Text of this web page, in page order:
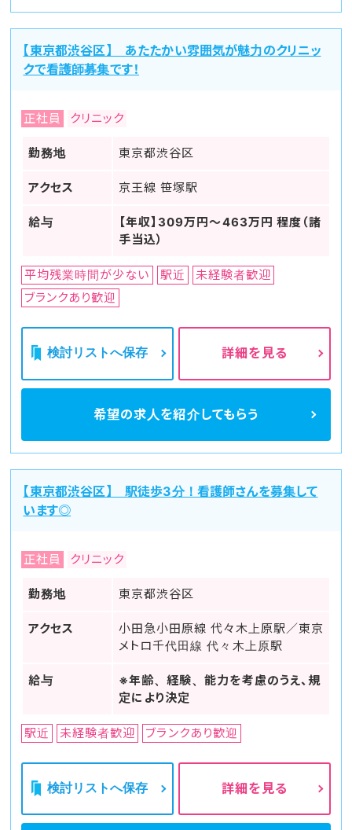
【東京都渋谷区】 あたたかい雰囲気が魅力のクリニッ
クで看護師募集です！
正社員 クリニック
勤務地 東京都渋谷区
アクセス 京王線 笹塚駅
給与
【年収】309万円～463万円 程度（諸
手当込）
平均残業時間が少ない 駅近
未経験者歓迎
ブランクあり歓迎
検討リストへ保存 詳細を見る
希望の求人を紹介してもらう
【東京都渋谷区】 駅徒歩3分！看護師さんを募集して
います◎
正社員 クリニック
勤務地 東京都渋谷区
アクセス
小田急小田原線 代々木上原駅／東京
メトロ千代田線 代々木上原駅
給与
※年齢、経験、能力を考慮のうえ、規
定により決定
駅近 未経験者歓迎 ブランクあり歓迎
検討リストへ保存 詳細を見る